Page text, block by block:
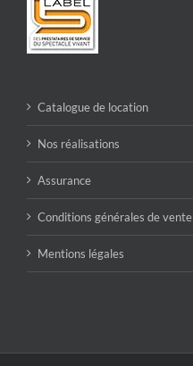
Catalogue de location
Nos réalisations
Assurance
Conditions générales de vente
Mentions légales